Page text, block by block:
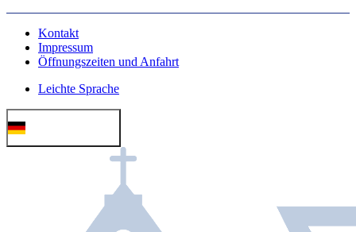
Kontakt
Impressum
Öffnungszeiten und Anfahrt
Leichte Sprache